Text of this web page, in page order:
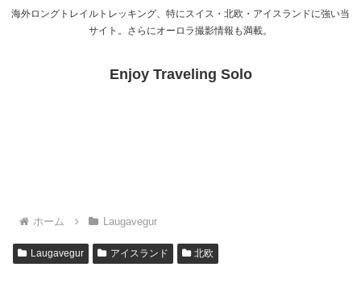
海外ロングトレイルトレッキング、特にスイス・北欧・アイスランドに強い当
サイト。さらにオーロラ撮影情報も満載。
Enjoy Traveling Solo
ホーム Laugavegur
Laugavegur アイスランド 北欧